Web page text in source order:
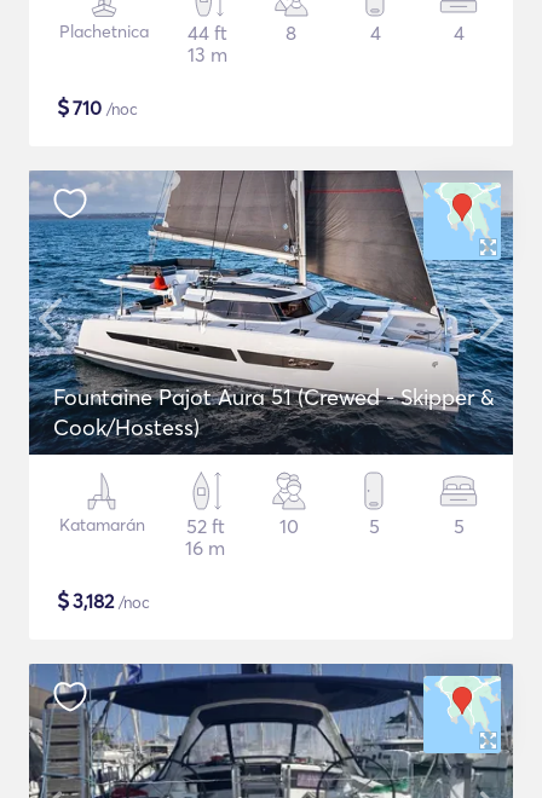
Plachetnica
44 ft
13 m
8 4 4
$710 /noc
Fountaine Pajot Aura 51 (Crewed - Skipper &
Cook/Hostess)
Katamarán
52 ft
16 m
10 5 5
$3,182/noc